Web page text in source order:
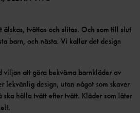
tvättas och slitas. Och som till slut
barn, och nästa. Vi kallar det design
viljan att göra bekväma barnkläder av
lekvänlig design, utan något som skaver
ska hålla tvätt efter tvätt. Kläder som låter